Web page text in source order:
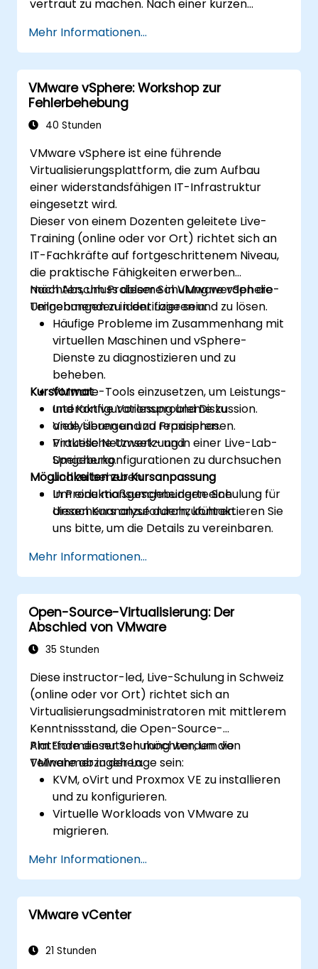
Praktisches Labor: Aufbau eines Smart
Devices mittels Raspberry Pi und AWS IoT
Core.
Datenvisualisierung von Sensoren und
Kommunikation über die
Webschnittstelle.
bestandene Zertifizierung zum OpenStack
Administrator nötig sind.
vertraut zu machen. Nach einer kurzen
Sie Ihre eigene OpenStack-Instanz und führen
praktische operative und administrative
Aktionen durch. Der Kurs umfasst alle
grundlegenden Komponenten von
OpenStack, von der allgemeinen Architektur
bis zur Verwaltung der Cloud. Das Format des
Workshops in der realen OpenStack-
Umgebung.
Mehr Informationen...
VMware vSphere: Workshop zur
Fehlerbehebung
40 Stunden
VMware vSphere ist eine führende
Virtualisierungsplattform, die zum Aufbau
einer widerstandsfähigen IT-Infrastruktur
eingesetzt wird.
Dieser von einem Dozenten geleitete Live-
Training (online oder vor Ort) richtet sich an
IT-Fachkräfte auf fortgeschrittenem Niveau,
die praktische Fähigkeiten erwerben
möchten, um Probleme in VMware vSphere-
Umgebungen zu identifizieren und zu lösen.
Nach Abschluss dieser Schulung werden die
Teilnehmenden in der Lage sein:
Häufige Probleme im Zusammenhang mit
virtuellen Maschinen und vSphere-
Dienste zu diagnostizieren und zu
beheben.
VMware-Tools einzusetzen, um Leistungs-
und Konfigurationsprobleme zu
analysieren und zu reparieren.
Virtuelle Netzwerk- und
Speicherkonfigurationen zu durchsuchen
und zu beheben.
In Produktionsumgebungen eine
Ursachenanalyse durchzuführen.
Kursformat
Interaktive Vorlesung und Diskussion.
Viele Übungen und Praxisphasen.
Praktische Umsetzung in einer Live-Lab-
Umgebung.
Möglichkeiten zur Kursanpassung
Um eine maßgeschneiderte Schulung für
diesen Kurs anzufordern, kontaktieren Sie
uns bitte, um die Details zu vereinbaren.
Mehr Informationen...
Open-Source-Virtualisierung: Der
Abschied von VMware
35 Stunden
Diese instructor-led, Live-Schulung in Schweiz
(online oder vor Ort) richtet sich an
Virtualisierungsadministratoren mit mittlerem
Kenntnissstand, die Open-Source-
Plattformen nutzen möchten, um von
VMware abzugehen.
Am Ende dieser Schulung werden die
Teilnehmer in der Lage sein:
KVM, oVirt und Proxmox VE zu installieren
und zu konfigurieren.
Virtuelle Workloads von VMware zu
migrieren.
Disaster Recovery zu implementieren.
Die Leistung in Open-Source-
Virtualisierungsumgebungen zu
optimieren.
Mehr Informationen...
VMware vCenter
21 Stunden